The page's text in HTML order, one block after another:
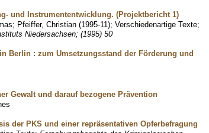
und Instrumententwicklung. (Projektbericht 1)
; Pfeiffer, Christian (1995-11); Verschiedenartige Texte;
Niedersachsen; (1995) 50
Berlin : zum Umsetzungsstand der Förderung und
Gewalt und darauf bezogene Prävention
der PKS und einer repräsentativen Opferbefragung